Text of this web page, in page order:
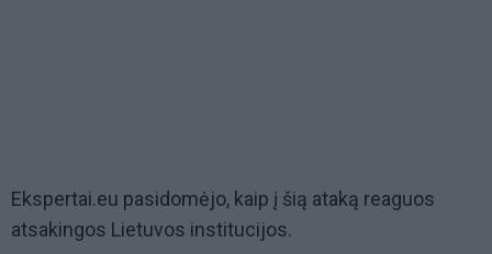
Ekspertai.eu pasidomėjo, kaip į šią ataką reaguos
atsakingos Lietuvos institucijos.